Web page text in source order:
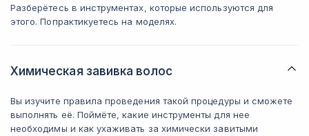
Разберётесь в инструментах, которые используются для
этого. Попрактикуетесь на моделях.
Химическая завивка волос
Вы изучите правила проведения такой процедуры и сможете
выполнять её. Поймёте, какие инструменты для нее
необходимы и как ухаживать за химически завитыми